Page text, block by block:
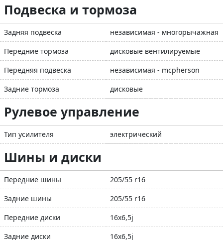
Подвеска и тормоза
Задняя подвеска
независимая - многорычажная
Передние тормоза
дисковые вентилируемые
Передняя подвеска
независимая - mcpherson
Задние тормоза
дисковые
Рулевое управление
Тип усилителя электрический
Шины и диски
Передние шины
205/55 r16
Задние шины
205/55 r16
Передние диски
16x6,5j
Задние диски
16x6,5j